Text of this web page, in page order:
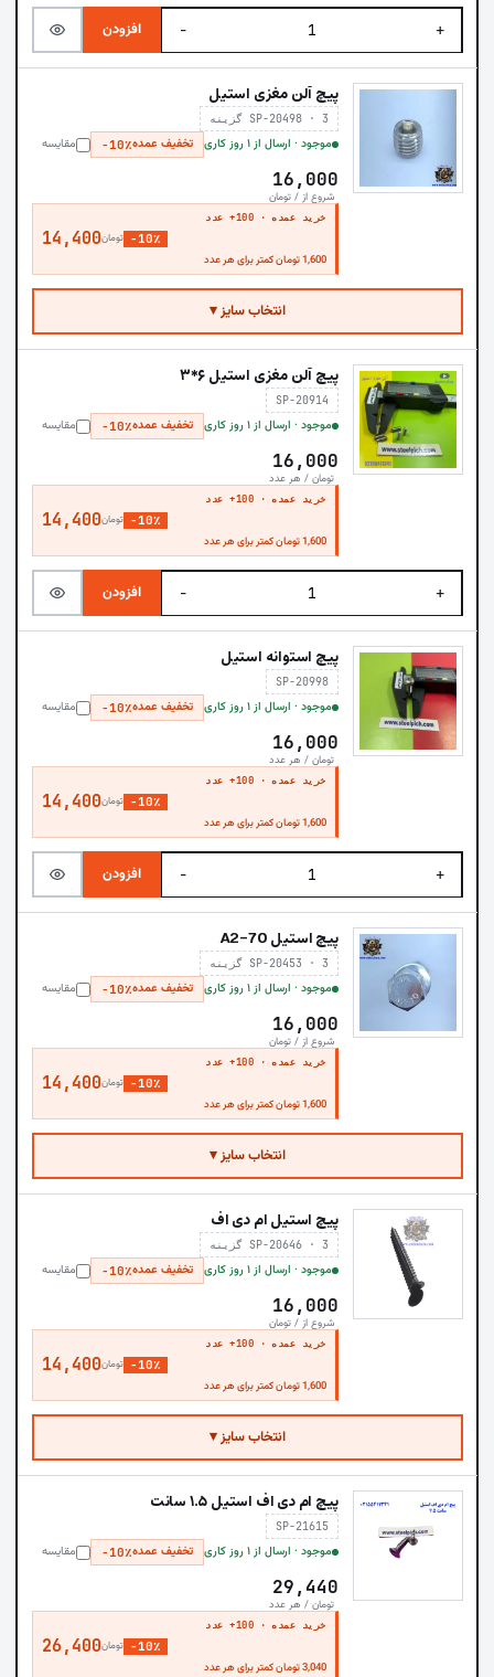
+
− افزودن
پیچ آلن مغزی استیل
SP-20498 · 3 گزینه
موجود · ارسال از ۱ روز کاری تخفیف عمده−10٪ مقایسه
16,000
شروع از / تومان
خرید عمده · 100+ عدد
14,400تومان −10٪
1,600 تومان کمتر برای هر عدد
انتخاب سایز ▾
پیچ آلن مغزی استیل ۶*۳
SP-20914
موجود · ارسال از ۱ روز کاری تخفیف عمده−10٪ مقایسه
16,000
تومان / هر عدد
خرید عمده · 100+ عدد
14,400تومان −10٪
1,600 تومان کمتر برای هر عدد
+
− افزودن
پیچ استوانه استیل
SP-20998
موجود · ارسال از ۱ روز کاری تخفیف عمده−10٪ مقایسه
16,000
تومان / هر عدد
خرید عمده · 100+ عدد
14,400تومان −10٪
1,600 تومان کمتر برای هر عدد
+
− افزودن
پیچ استیل A2-70
SP-20453 · 3 گزینه
موجود · ارسال از ۱ روز کاری تخفیف عمده−10٪ مقایسه
16,000
شروع از / تومان
خرید عمده · 100+ عدد
14,400تومان −10٪
1,600 تومان کمتر برای هر عدد
انتخاب سایز ▾
پیچ استیل ام دی اف
SP-20646 · 3 گزینه
موجود · ارسال از ۱ روز کاری تخفیف عمده−10٪ مقایسه
16,000
شروع از / تومان
خرید عمده · 100+ عدد
14,400تومان −10٪
1,600 تومان کمتر برای هر عدد
انتخاب سایز ▾
پیچ ام دی اف استیل ۱.۵ سانت
SP-21615
موجود · ارسال از ۱ روز کاری تخفیف عمده−10٪ مقایسه
29,440
تومان / هر عدد
خرید عمده · 100+ عدد
26,400تومان −10٪
3,040 تومان کمتر برای هر عدد